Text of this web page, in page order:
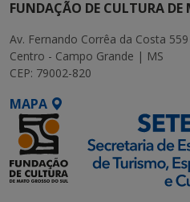
FUNDAÇÃO DE CULTURA
Av. Fernando Corrêa da Costa 559
Centro - Campo Grande | MS
CEP: 79002-820
MAPA